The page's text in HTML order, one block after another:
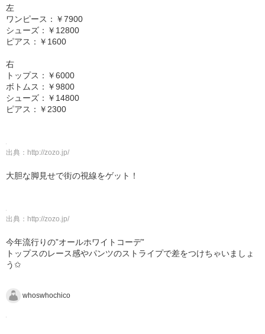
左
ワンピース：￥7900
シューズ：￥12800
ピアス：￥1600
右
トップス：￥6000
ボトムス：￥9800
シューズ：￥14800
ピアス：￥2300
出典： http://zozo.jp/
大胆な脚見せで街の視線をゲット！
出典： http://zozo.jp/
今年流行りの”オールホワイトコーデ”
トップスのレース感やパンツのストライプで差をつけちゃいましょ
う✩
whoswhochico